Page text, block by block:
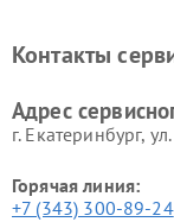
Контакты
Адрес
г. Екатеринбург,
Горячая линия:
+7 (343) 300-89-24